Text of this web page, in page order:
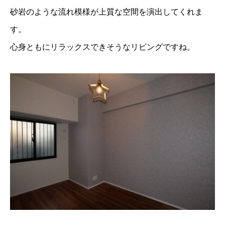
砂岩のような流れ模様が上質な空間を演出してくれま
す。
心身ともにリラックスできそうなリビングですね。